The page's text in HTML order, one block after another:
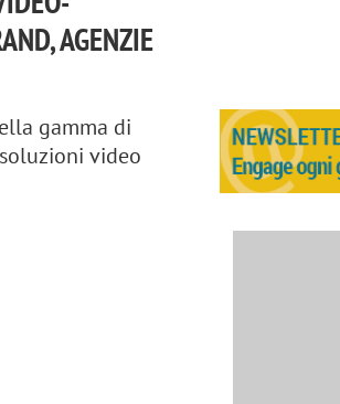
AGENZIE
gamma di
video